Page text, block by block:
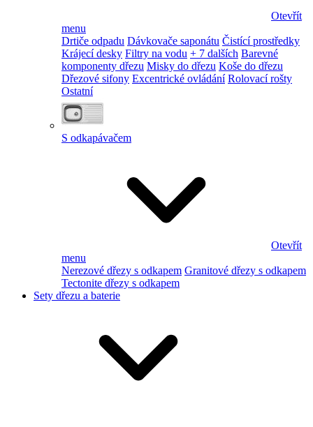
Otevřít
menu
Drtiče odpadu Dávkovače saponátu Čistící prostředky
Krájecí desky Filtry na vodu + 7 dalších Barevné
komponenty dřezu Misky do dřezu Koše do dřezu
Dřezové sifony Excentrické ovládání Rolovací rošty
Ostatní
S odkapávačem
Otevřít
menu
Nerezové dřezy s odkapem Granitové dřezy s odkapem
Tectonite dřezy s odkapem
Sety dřezu a baterie